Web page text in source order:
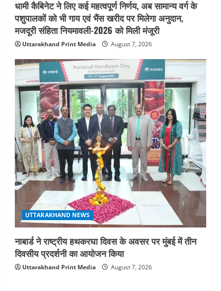
धामी कैबिनेट ने लिए कई महत्वपूर्ण निर्णय, अब सामान्य वर्ग के
पशुपालकों को भी गाय एवं भैंस खरीद पर मिलेगा अनुदान,
मजदूरी संहिता नियमावली-2026 को मिली मंजूरी
Uttarakhand Print Media August 7, 2026
UTTARAKHAND NEWS
नाबार्ड ने राष्ट्रीय हथकरघा दिवस के अवसर पर मुंबई में तीन
दिवसीय प्रदर्शनी का आयोजन किया
Uttarakhand Print Media August 7, 2026